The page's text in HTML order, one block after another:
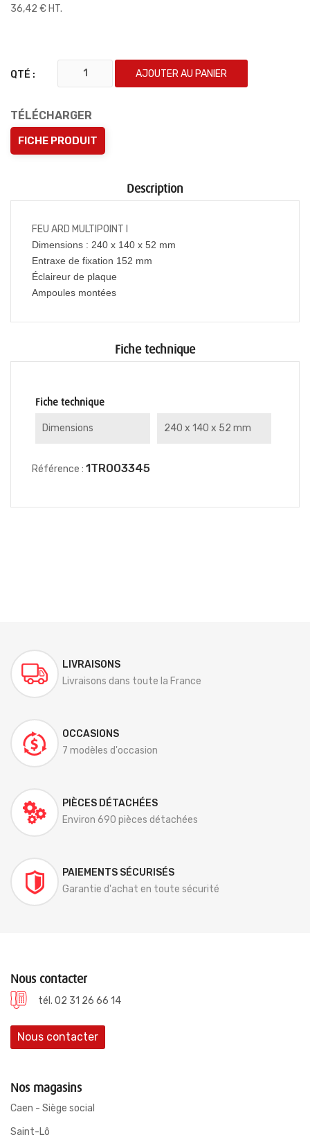
36,42 € HT.
QTÉ : AJOUTER AU PANIER
TÉLÉCHARGER
FICHE PRODUIT
Description
FEU ARD MULTIPOINT I
Dimensions : 240 x 140 x 52 mm
Entraxe de fixation 152 mm
Éclaireur de plaque
Ampoules montées
Fiche technique
Fiche technique
Dimensions 240 x 140 x 52 mm
Référence : 1TR003345
LIVRAISONS
Livraisons dans toute la France
OCCASIONS
7 modèles d'occasion
PIÈCES DÉTACHÉES
Environ 690 pièces détachées
PAIEMENTS SÉCURISÉS
Garantie d'achat en toute sécurité
Nous contacter
tél. 02 31 26 66 14
Nous contacter
Nos magasins
Caen - Siège social
Saint-Lô